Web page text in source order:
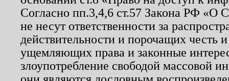
Согласно пп.3,4,6 ст.57 Закона РФ «О
не несут ответственности за
действительности и порочащих честь
ущемляющих права и законные
злоупотребление свободой массовой